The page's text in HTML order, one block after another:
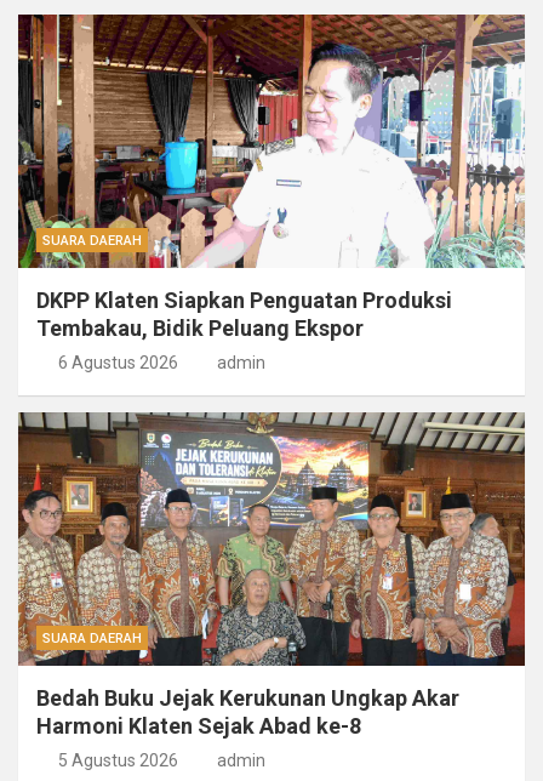
SUARA DAERAH
DKPP Klaten Siapkan Penguatan Produksi
Tembakau, Bidik Peluang Ekspor
6 Agustus 2026 admin
SUARA DAERAH
Bedah Buku Jejak Kerukunan Ungkap Akar
Harmoni Klaten Sejak Abad ke-8
5 Agustus 2026 admin